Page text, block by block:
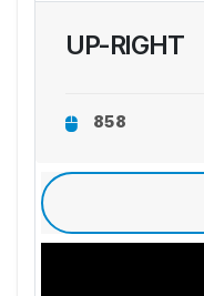
UP-RIGHT
858